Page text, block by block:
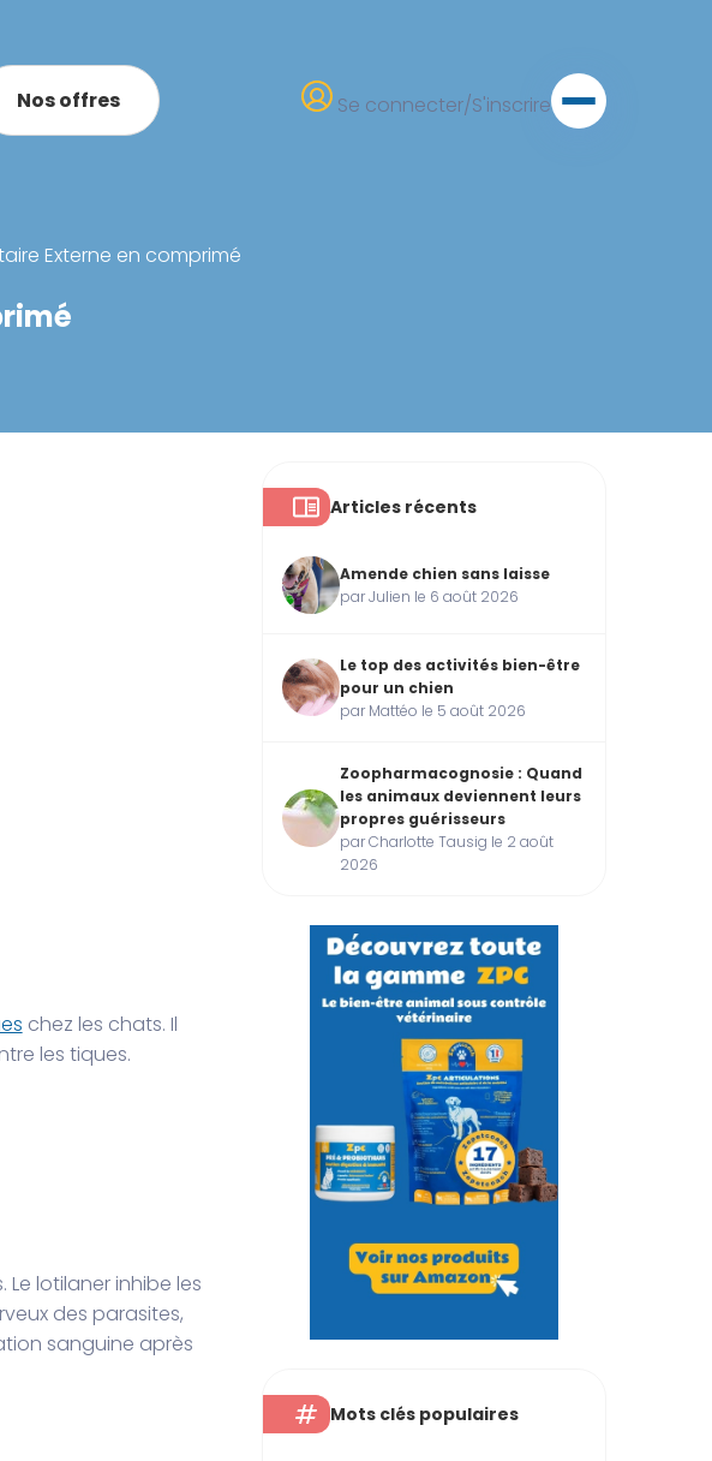
Nos offres Se connecter/S'inscrire
Externe en comprimé
chez les chats. Il
les tiques.
lotilaner inhibe les
des parasites,
sanguine après
Articles récents
Amende chien sans laisse
par Julien le 6 août 2026
Le top des activités bien-être
pour un chien
par Mattéo le 5 août 2026
Zoopharmacognosie : Quand
les animaux deviennent leurs
propres guérisseurs
par Charlotte Tausig le 2 août
2026
Mots clés populaires